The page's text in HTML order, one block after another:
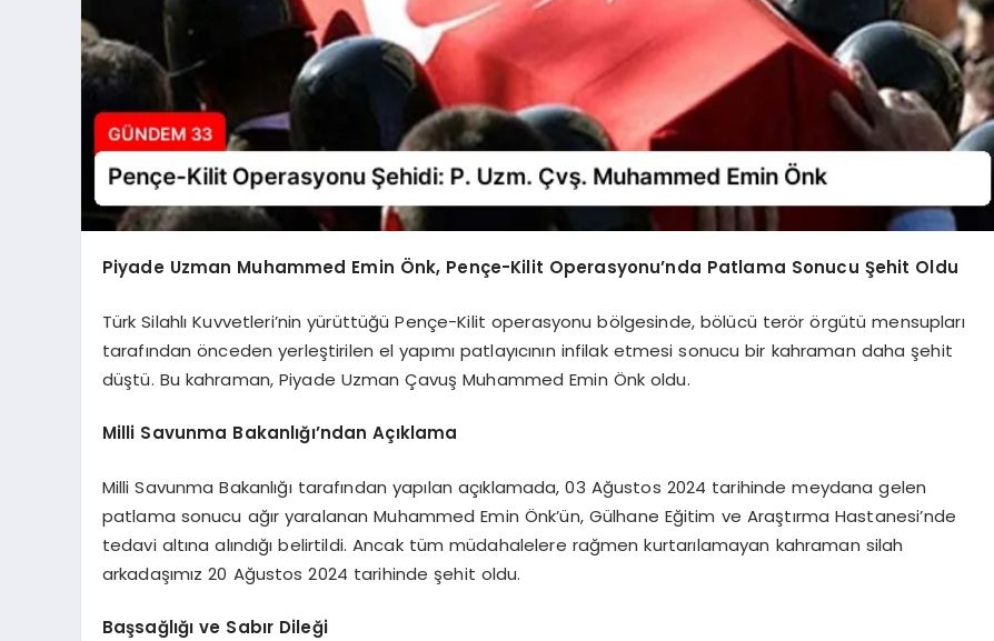
Piyade Uzman Muhammed Emin Önk, Pençe-Kilit Operasyonu’nda Patlama Sonucu Şehit Oldu
Türk Silahlı Kuvvetleri’nin yürüttüğü Pençe-Kilit operasyonu bölgesinde, bölücü terör örgütü mensupları
tarafından önceden yerleştirilen el yapımı patlayıcının infilak etmesi sonucu bir kahraman daha şehit
düştü. Bu kahraman, Piyade Uzman Çavuş Muhammed Emin Önk oldu.
Milli Savunma Bakanlığı’ndan Açıklama
Milli Savunma Bakanlığı tarafından yapılan açıklamada, 03 Ağustos 2024 tarihinde meydana gelen
patlama sonucu ağır yaralanan Muhammed Emin Önk’ün, Gülhane Eğitim ve Araştırma Hastanesi’nde
tedavi altına alındığı belirtildi. Ancak tüm müdahalelere rağmen kurtarılamayan kahraman silah
arkadaşımız 20 Ağustos 2024 tarihinde şehit oldu.
Başsağlığı ve Sabır Dileği